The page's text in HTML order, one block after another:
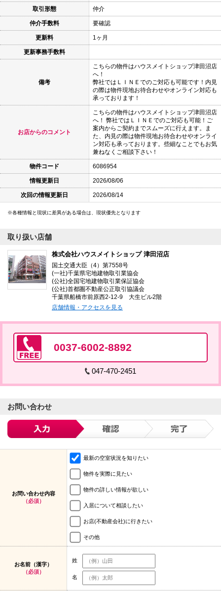
取引形態 仲介
仲介手数料 要確認
更新料 1ヶ月
更新事務手数料
備考
こちらの物件はハウスメイトショップ津田沼店
へ！
弊社ではＬＩＮＥでのご対応も可能です！内見
の際は物件現地お待合わせやオンライン対応も
承っております！
お店からのコメント
こちらの物件はハウスメイトショップ津田沼店
へ！ 弊社ではＬＩＮＥでのご対応も可能！ご
案内からご契約までスムーズに行えます。ま
た、内見の際は物件現地お待合わせやオンライ
ン対応も承っております。些細なことでもお気
兼ねなくご相談下さい！
物件コード 6086954
情報更新日 2026/08/06
次回の情報更新日 2026/08/14
各種情報と現状に差異がある場合は、現状優先となります
取り扱い店舗
株式会社ハウスメイトショップ 津田沼店
国土交通大臣（4）第7558号
(一社)千葉県宅地建物取引業協会
(公社)全国宅地建物取引業保証協会
(公社)首都圏不動産公正取引協議会
千葉県船橋市前原西2-12-9 大生ビル2階
店舗情報・アクセスを見る
0037-6002-8892
047-470-2451
お問い合わせ
お問い合わせ内容
（必須）
最新の空室状況を知りたい
物件を実際に見たい
物件の詳しい情報が欲しい
入居について相談したい
お店(不動産会社)に行きたい
その他
お名前（漢字）
（必須）
姓
名